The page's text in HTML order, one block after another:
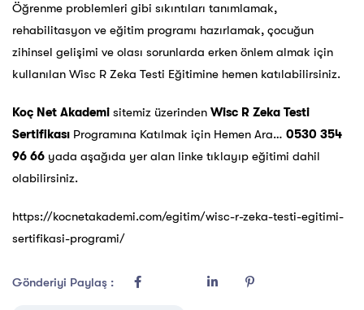
Öğrenme problemleri gibi sıkıntıları tanımlamak,
rehabilitasyon ve eğitim programı hazırlamak, çocuğun
zihinsel gelişimi ve olası sorunlarda erken önlem almak için
kullanılan Wisc R Zeka Testi Eğitimine hemen katılabilirsiniz.
Koç Net Akademi sitemiz üzerinden Wisc R Zeka Testi
Sertifikası Programına Katılmak için Hemen Ara… 0530 354
96 66 yada aşağıda yer alan linke tıklayıp eğitimi dahil
olabilirsiniz.
https://kocnetakademi.com/egitim/wisc-r-zeka-testi-egitimi-
sertifikasi-programi/
Gönderiyi Paylaş :